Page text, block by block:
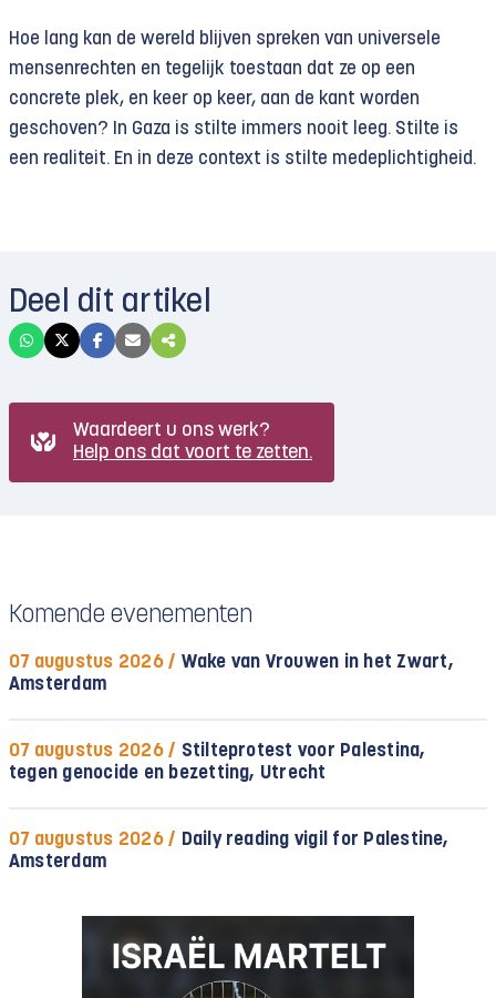
Hoe lang kan de wereld blijven spreken van universele
mensenrechten en tegelijk toestaan dat ze op een
concrete plek, en keer op keer, aan de kant worden
geschoven? In Gaza is stilte immers nooit leeg. Stilte is
een realiteit. En in deze context is stilte medeplichtigheid.
Deel dit artikel
Waardeert u ons werk?
Help ons dat voort te zetten.
Komende evenementen
07 augustus 2026 / Wake van Vrouwen in het Zwart,
Amsterdam
07 augustus 2026 / Stilteprotest voor Palestina,
tegen genocide en bezetting, Utrecht
07 augustus 2026 / Daily reading vigil for Palestine,
Amsterdam